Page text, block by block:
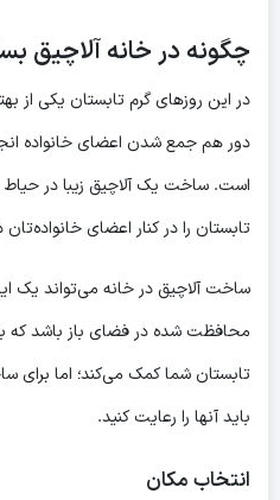
چگونه در خانه آلاچیق
در این روزهای گرم تابستان یکی از
دور هم جمع شدن اعضای خانواده
است. ساخت یک آلاچیق زیبا در
تابستان را در کنار اعضای
ساخت آلاچیق در خانه می‌تواند یک
محافظت شده در فضای باز باشد
تابستان شما کمک می‌کند؛ اما برای
باید آنها را رعایت کنید.
انتخاب مکان